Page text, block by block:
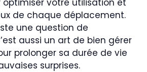
votre utilisation et
de chaque déplacement.
une question de
aussi un art de bien gérer
prolonger sa durée de vie
surprises.